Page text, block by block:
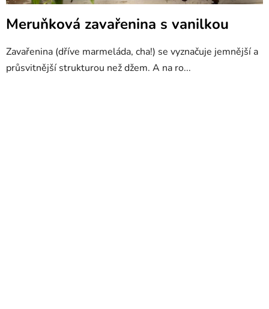
Meruňková zavařenina s vanilkou
Zavařenina (dříve marmeláda, cha!) se vyznačuje jemnější a
průsvitnější strukturou než džem. A na ro...